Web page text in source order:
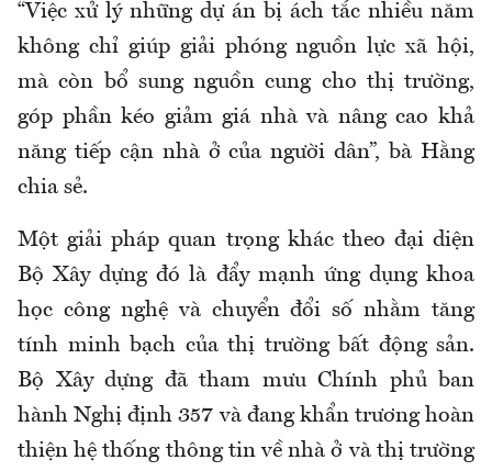
“Việc xử lý những dự án bị ách tắc nhiều năm
không chỉ giúp giải phóng nguồn lực xã hội,
mà còn bổ sung nguồn cung cho thị trường,
góp phần kéo giảm giá nhà và nâng cao khả
năng tiếp cận nhà ở của người dân”, bà Hằng
chia sẻ.
Một giải pháp quan trọng khác theo đại diện
Bộ Xây dựng đó là đẩy mạnh ứng dụng khoa
học công nghệ và chuyển đổi số nhằm tăng
tính minh bạch của thị trường bất động sản.
Bộ Xây dựng đã tham mưu Chính phủ ban
hành Nghị định 357 và đang khẩn trương hoàn
thiện hệ thống thông tin về nhà ở và thị trường